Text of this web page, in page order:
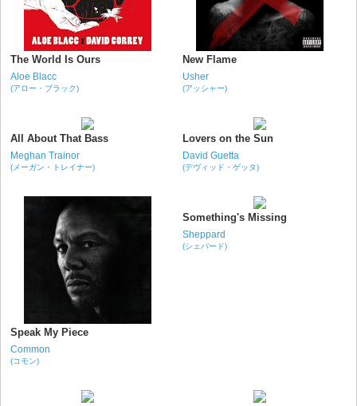
The World Is Ours
Aloe Blacc
(アロー・ブラック)
New Flame
Usher
(アッシャー)
All About That Bass
Meghan Trainor
(メーガン・トレイナー)
Lovers on the Sun
David Guetta
(デヴィッド・ゲッタ)
Speak My Piece
Common
(コモン)
Something's Missing
Sheppard
(シェパード)